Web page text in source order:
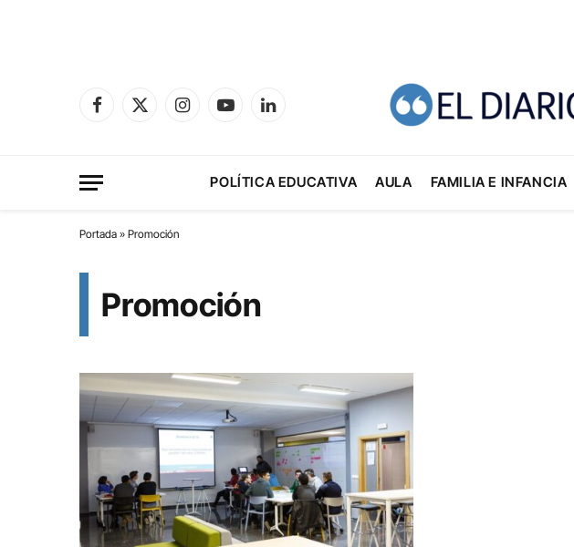
Facebook
X
InstagramYouTubeLinkedIn
POLÍTICA EDUCATIVA AULA FAMILIA E INFANCIA
Portada » Promoción
Promoción